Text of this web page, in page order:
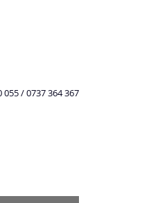
055 / 0737 364 367